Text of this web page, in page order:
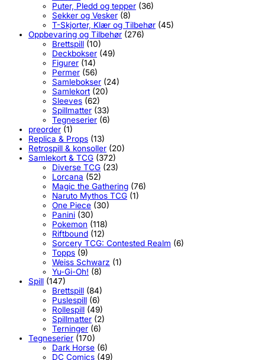
Puter, Pledd og tepper (36)
Sekker og Vesker (8)
T-Skjorter, Klær og Tilbehør (45)
Oppbevaring og Tilbehør (276)
Brettspill (10)
Deckbokser (49)
Figurer (14)
Permer (56)
Samlebokser (24)
Samlekort (20)
Sleeves (62)
Spillmatter (33)
Tegneserier (6)
preorder (1)
Replica & Props (13)
Retrospill & konsoller (20)
Samlekort & TCG (372)
Diverse TCG (23)
Lorcana (52)
Magic the Gathering (76)
Naruto Mythos TCG (1)
One Piece (30)
Panini (30)
Pokemon (118)
Riftbound (12)
Sorcery TCG: Contested Realm (6)
Topps (9)
Weiss Schwarz (1)
Yu-Gi-Oh! (8)
Spill (147)
Brettspill (84)
Puslespill (6)
Rollespill (49)
Spillmatter (2)
Terninger (6)
Tegneserier (170)
Dark Horse (6)
DC Comics (49)